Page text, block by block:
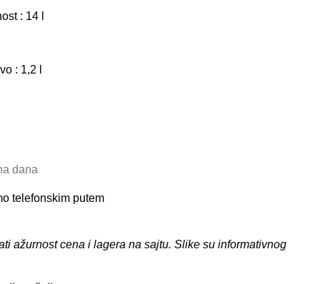
: 14 l
: 1,2 l
dana
telefonskim putem
ažurnost cena i lagera na sajtu. Slike su informativnog